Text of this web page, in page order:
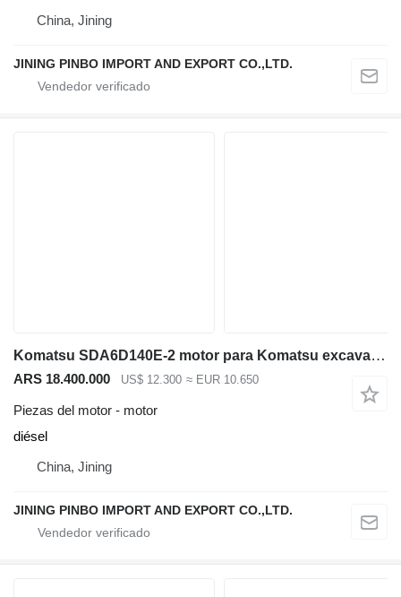
China, Jining
JINING PINBO IMPORT AND EXPORT CO.,LTD.
Komatsu SDA6D140E-2 motor para Komatsu excavadora
ARS 18.400.000 US$ 12.300 ≈ EUR 10.650
Piezas del motor - motor
diésel
China, Jining
JINING PINBO IMPORT AND EXPORT CO.,LTD.